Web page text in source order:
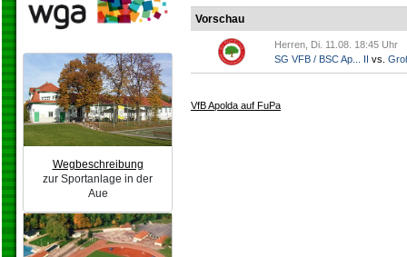
Wegbeschreibung
zur Sportanlage in der
Aue
Vorschau
Herren, Di. 11.08. 18:45 Uhr
SG VFB / BSC Ap... II vs.
VfB Apolda auf FuPa